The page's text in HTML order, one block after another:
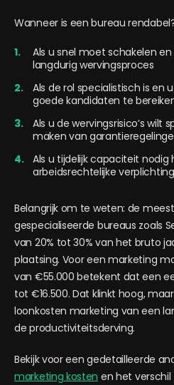
Wanneer is een bureau
Als u snel moet schakelen
langdurig wervingsproces
Als de rol specialistisch is en
goede kandidaten te
Als u de wervingsrisico’s wilt
maken van
Als u tijdelijk capaciteit
arbeidsrechtelijke
Belangrijk om te weten: de
gespecialiseerde bureaus zoals
van 20% tot 30% van het bruto
plaatsing. Voor een marketing
van €55.000 betekent dat een
tot €16.500. Dat klinkt hoog,
loonkosten marketing van een
de productiviteitsderving.
Bekijk voor een gedetailleerde
marketing kosten en het